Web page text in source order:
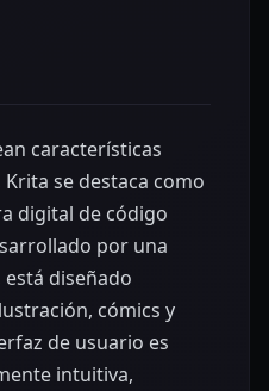
características
se destaca como
digital de código
por una
diseñado
cómics y
de usuario es
intuitiva,